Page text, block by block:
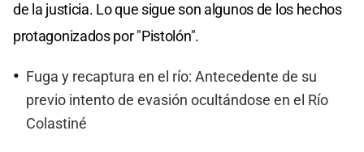
de la justicia. Lo que sigue son algunos de los hechos
protagonizados por "Pistolón".
Fuga y recaptura en el río: Antecedente de su
previo intento de evasión ocultándose en el Río
Colastiné